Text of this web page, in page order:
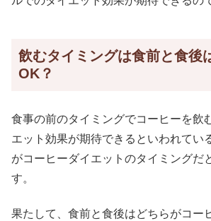
飲むタイミングは食前と食後
OK？
食事の前のタイミングでコーヒーを飲
エット効果が期待できるといわれてい
がコーヒーダイエットのタイミングだ
す。
果たして、食前と食後はどちらがコー